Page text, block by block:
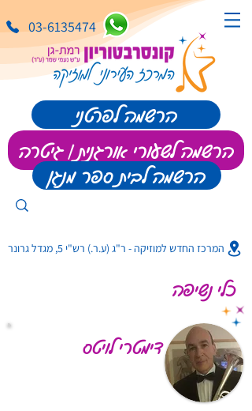
03-6135474
הרשמה לשעורי אורגנית | גיטרה
הרשמה לבית ספר מנגן
הרשמה לפרטני
המרכז החדש למוזיקה - ר"ג (ע.ר.) רש"י 5, מגדל גרונר
כלי נשיפה
דימטרי לויטס